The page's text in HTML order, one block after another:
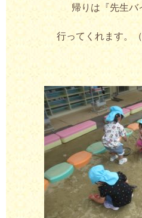
帰りは『先生バ
行ってくれます。